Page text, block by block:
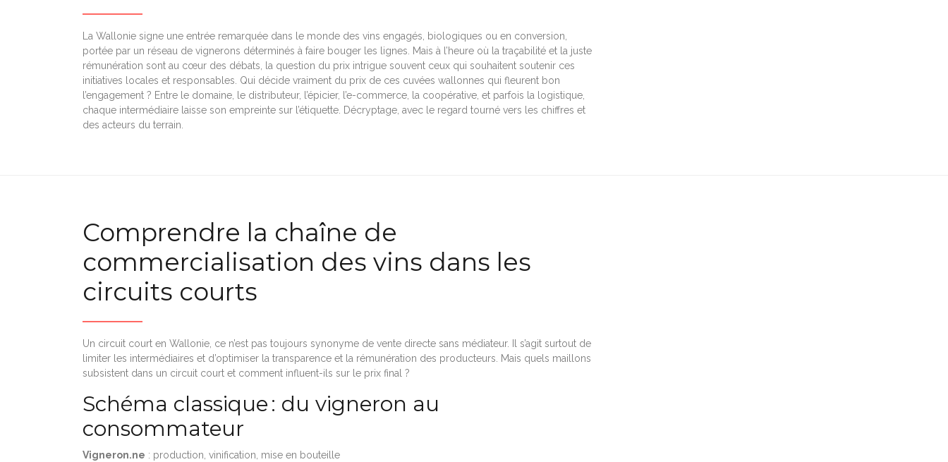
La Wallonie signe une entrée remarquée dans le monde des vins engagés, biologiques ou en conversion,
portée par un réseau de vignerons déterminés à faire bouger les lignes. Mais à l’heure où la traçabilité et la juste
rémunération sont au cœur des débats, la question du prix intrigue souvent ceux qui souhaitent soutenir ces
initiatives locales et responsables. Qui décide vraiment du prix de ces cuvées wallonnes qui fleurent bon
l’engagement ? Entre le domaine, le distributeur, l’épicier, l’e-commerce, la coopérative, et parfois la logistique,
chaque intermédiaire laisse son empreinte sur l’étiquette. Décryptage, avec le regard tourné vers les chiffres et
des acteurs du terrain.
Comprendre la chaîne de
commercialisation des vins dans les
circuits courts
Un circuit court en Wallonie, ce n’est pas toujours synonyme de vente directe sans médiateur. Il s’agit surtout de
limiter les intermédiaires et d’optimiser la transparence et la rémunération des producteurs. Mais quels maillons
subsistent dans un circuit court et comment influent-ils sur le prix final ?
Schéma classique : du vigneron au
consommateur
Vigneron.ne : production, vinification, mise en bouteille